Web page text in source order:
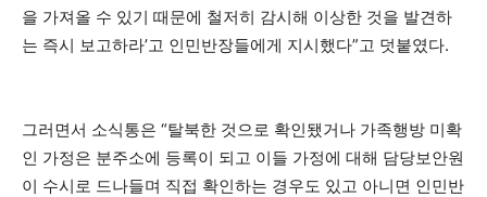
을 가져올 수 있기 때문에 철저히 감시해 이상한 것을 발견하
는 즉시 보고하라’고 인민반장들에게 지시했다”고 덧붙였다.
그러면서 소식통은 “탈북한 것으로 확인됐거나 가족행방 미확
인 가정은 분주소에 등록이 되고 이들 가정에 대해 담당보안원
이 수시로 드나들며 직접 확인하는 경우도 있고 아니면 인민반